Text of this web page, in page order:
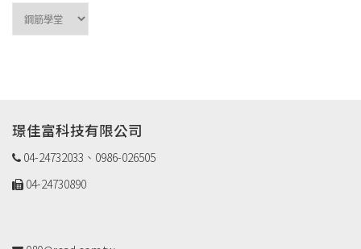
分
類
璟佳富科技有限公司
04-24732033、0986-026505
04-24730890